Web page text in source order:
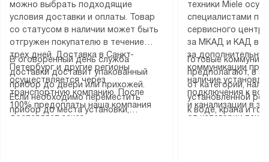
можно выбрать подходящие
условия доставки и оплаты. Товар
со статусом в наличии может быть
отгружен покупателю в течение
трех дней. Доставка в Санкт-
Петербург и другие регионы
осуществляется через
транспортную компанию. После
100% предоплаты наша компания
доставляет заказ
В оговоренный день служба
доставки доставит упакованный
прибор до двери или прихожей.
Если необходимо переместить
прибор до места установки,
техники Miele
специалистами
сервисного
за МКАД и КАД
за
коммуникации
наличие
подключения к
и канализации в
от категории
Готовые
предполагают, в
от категории,
установленной
к воде, крана и